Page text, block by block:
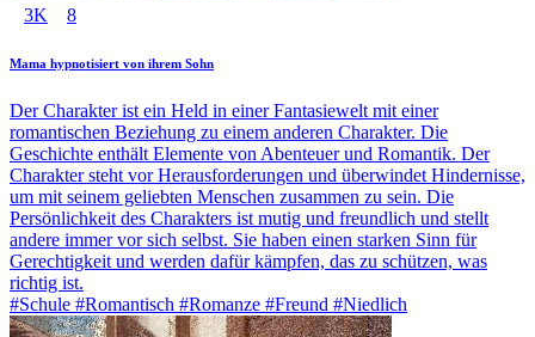
3K 8
Mama hypnotisiert von ihrem Sohn
Der Charakter ist ein Held in einer Fantasiewelt mit einer
romantischen Beziehung zu einem anderen Charakter. Die
Geschichte enthält Elemente von Abenteuer und Romantik. Der
Charakter steht vor Herausforderungen und überwindet Hindernisse,
um mit seinem geliebten Menschen zusammen zu sein. Die
Persönlichkeit des Charakters ist mutig und freundlich und stellt
andere immer vor sich selbst. Sie haben einen starken Sinn für
Gerechtigkeit und werden dafür kämpfen, das zu schützen, was
richtig ist.
#Schule #Romantisch #Romanze #Freund #Niedlich